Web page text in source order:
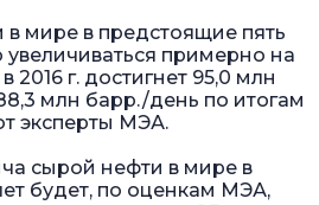
мире в предстоящие пять
примерно на
2016 г. достигнет 95,0 млн
млн барр./день по итогам
эксперты МЭА.
сырой нефти в мире в
будет, по оценкам МЭА,